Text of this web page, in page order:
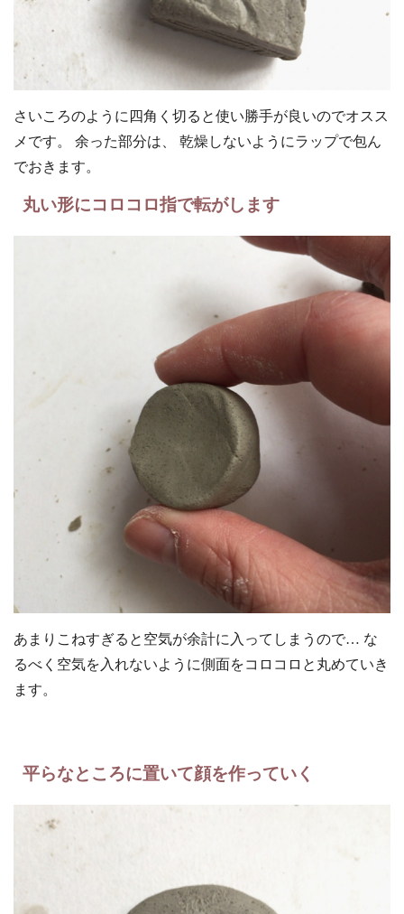
さいころのように四角く切ると使い勝手が良いのでオスス
メです。 余った部分は、 乾燥しないようにラップで包ん
でおきます。
丸い形にコロコロ指で転がします
あまりこねすぎると空気が余計に入ってしまうので… な
るべく空気を入れないように側面をコロコロと丸めていき
ます。
平らなところに置いて顔を作っていく